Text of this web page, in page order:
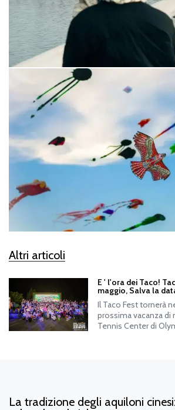
Altri articoli
E ' l'ora dei Taco!
maggio, Salva la
Il Taco Fest tornerà
prossima vacanza di
Tennis Center di
La tradizione degli aquiloni